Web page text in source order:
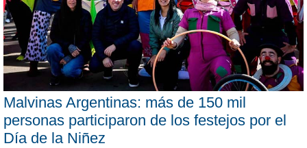
Malvinas Argentinas: más de 150 mil
personas participaron de los festejos por el
Día de la Niñez